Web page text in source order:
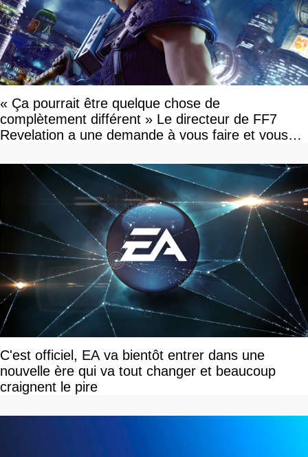
« Ça pourrait être quelque chose de
complètement différent » Le directeur de FF7
Revelation a une demande à vous faire et vous
C'est officiel, EA va bientôt entrer dans une
nouvelle ère qui va tout changer et beaucoup
craignent le pire